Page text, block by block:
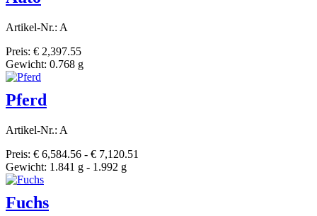
Artikel-Nr.: A
Preis: € 2,397.55
Gewicht: 0.768 g
Pferd
Artikel-Nr.: A
Preis: € 6,584.56 - € 7,120.51
Gewicht: 1.841 g - 1.992 g
Fuchs